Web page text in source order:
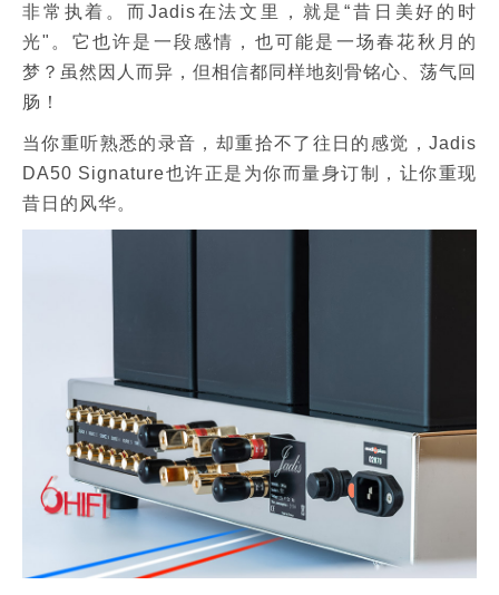
非常执着。而Jadis在法文里，就是“昔日美好的时
光"。它也许是一段感情，也可能是一场春花秋月的
梦？虽然因人而异，但相信都同样地刻骨铭心、荡气回
肠！
当你重听熟悉的录音，却重拾不了往日的感觉，Jadis
DA50 Signature也许正是为你而量身订制，让你重现
昔日的风华。